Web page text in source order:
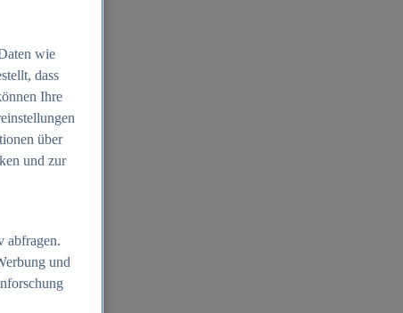
wie
dass
Ihre
über
und zur
abfragen.
und